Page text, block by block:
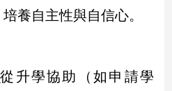
養自主性與自信心。
從升學協助（如申請學